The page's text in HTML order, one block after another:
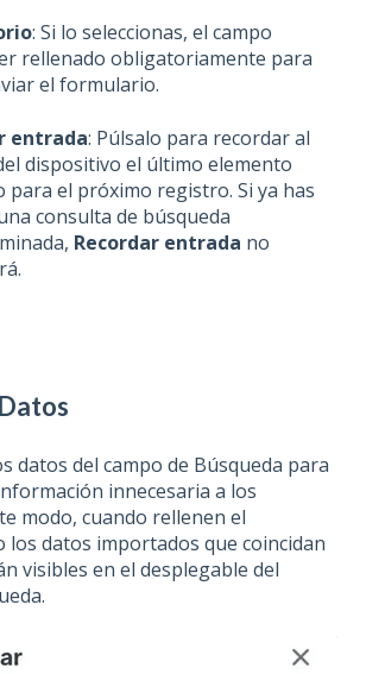
: Si lo seleccionas, el campo
rellenado obligatoriamente para
el formulario.
entrada: Púlsalo para recordar al
dispositivo el último elemento
para el próximo registro. Si ya has
consulta de búsqueda
Recordar entrada no
datos del campo de Búsqueda para
innecesaria a los
modo, cuando rellenen el
datos importados que coincidan
visibles en el desplegable del